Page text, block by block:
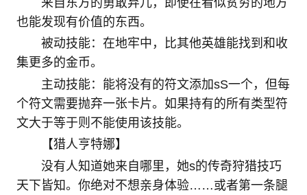
也能发现有价值的东西。
被动技能：在地牢中，比其他英雄能找到和收
集更多的金币。
主动技能：能将没有的符文添加sS一个，但每
个符文需要抛弃一张卡片。如果持有的所有类型符
文大于等于则不能使用该技能。
【猎人亨特娜】
没有人知道她来自哪里，她s的传奇狩猎技巧
天下皆知。你绝对不想亲身体验……或者第一条腿